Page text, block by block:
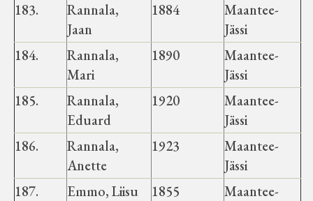
183.
Rannala,
Jaan
1884
Maantee-
Jässi
184.
Rannala,
Mari
1890
Maantee-
Jässi
185.
Rannala,
Eduard
1920
Maantee-
Jässi
186.
Rannala,
Anette
1923
Maantee-
Jässi
187.
Emmo, Liisu 1855
Maantee-